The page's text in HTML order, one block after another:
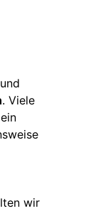
. Viele
wir